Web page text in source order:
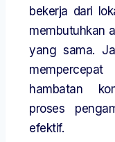
bekerja dari
membutuhkan
yang sama.
hambatan
proses
efektif.